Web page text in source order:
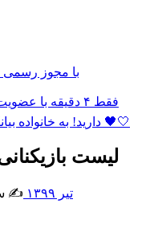
با مجوز رسمی
دارید! به خانواده بیانکونری بپیوندید و بخشی از افتخار باشید 🖤🤍
لیست
۲ تیر ۱۳۹۹ ✍️